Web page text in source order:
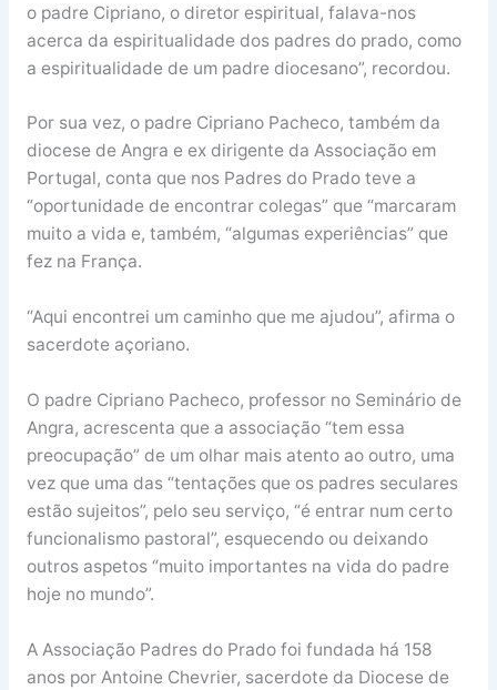
o padre Cipriano, o diretor espiritual, falava-nos
acerca da espiritualidade dos padres do prado, como
a espiritualidade de um padre diocesano”, recordou.
Por sua vez, o padre Cipriano Pacheco, também da
diocese de Angra e ex dirigente da Associação em
Portugal, conta que nos Padres do Prado teve a
“oportunidade de encontrar colegas” que “marcaram
muito a vida e, também, “algumas experiências” que
fez na França.
“Aqui encontrei um caminho que me ajudou”, afirma o
sacerdote açoriano.
O padre Cipriano Pacheco, professor no Seminário de
Angra, acrescenta que a associação “tem essa
preocupação” de um olhar mais atento ao outro, uma
vez que uma das “tentações que os padres seculares
estão sujeitos”, pelo seu serviço, “é entrar num certo
funcionalismo pastoral”, esquecendo ou deixando
outros aspetos “muito importantes na vida do padre
hoje no mundo”.
A Associação Padres do Prado foi fundada há 158
anos por Antoine Chevrier, sacerdote da Diocese de